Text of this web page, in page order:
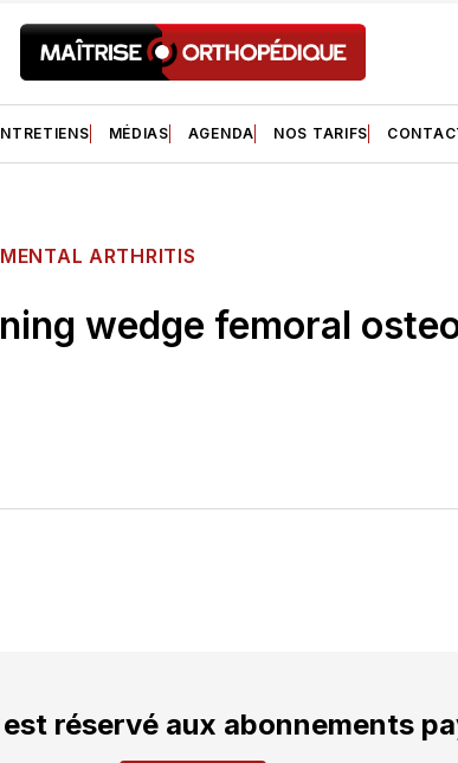
MÉDIAS AGENDA NOS TARIFS
ARTHRITIS
wedge femoral
réservé aux abonnements